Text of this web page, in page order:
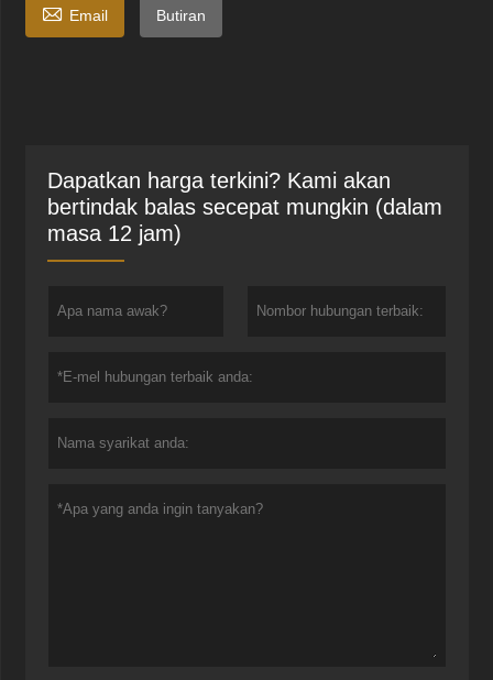
 Email Butiran
Dapatkan harga terkini? Kami akan
bertindak balas secepat mungkin (dalam
masa 12 jam)